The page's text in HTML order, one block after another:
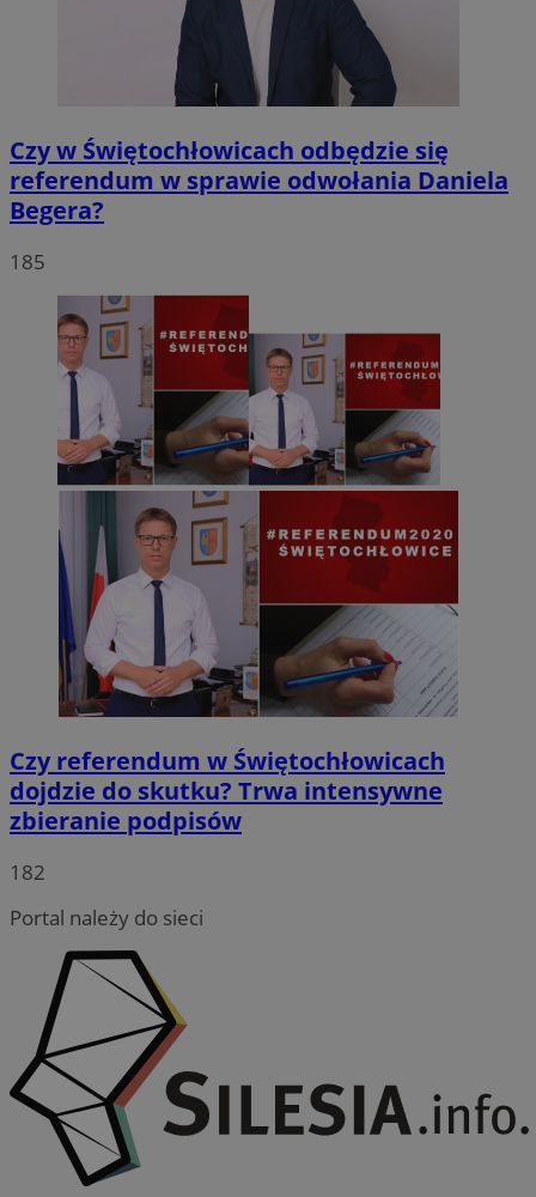
Czy w Świętochłowicach odbędzie się
referendum w sprawie odwołania Daniela
Begera?
185
Czy referendum w Świętochłowicach
dojdzie do skutku? Trwa intensywne
zbieranie podpisów
182
Portal należy do sieci